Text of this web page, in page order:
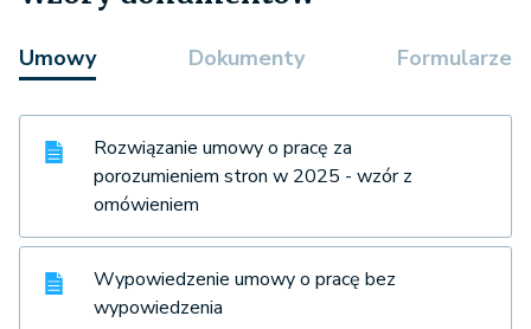
Umowy Dokumenty Formularze
Rozwiązanie umowy o pracę za
porozumieniem stron w 2025 - wzór z
omówieniem
Wypowiedzenie umowy o pracę bez
wypowiedzenia